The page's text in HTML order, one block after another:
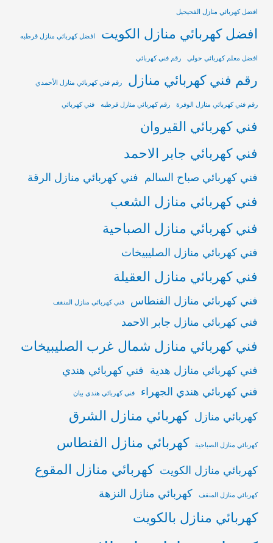
افضل كهربائي منازل الفحيحيل
افضل كهربائي منازل الكويت افضل كهربائي منازل قرطبه
افضل معلم كهربائي حولي رقم فني كهربائي
رقم فني كهربائي منازل رقم فني كهربائي منازل الأحمدي
رقم فني كهربائي منازل الوفرة رقم كهربائي منازل قرطبه فني كهربائي
فني كهربائي القيروان
فني كهربائي جابر الاحمد
فني كهربائي صباح السالم فني كهربائي منازل الرقة
فني كهربائي منازل الشعب
فني كهربائي منازل الصباحية
فني كهربائي منازل الصليبيخات
فني كهربائي منازل العقيلة
فني كهربائي منازل الفنطاس فني كهربائي منازل المنقف
فني كهربائي منازل جابر الاحمد
فني كهربائي منازل شمال غرب الصليبيخات
فني كهربائي منازل هدية فني كهربائي هندي
فني كهربائي هندي الجهراء
فني كهربائي هندي بيان
كهربائي منازل كهربائي منازل الشرق
كهربائي منازل الصباحية كهربائي منازل الفنطاس
كهربائي منازل الكويت كهربائي منازل المقوع
كهربائي منازل المنقف كهربائي منازل النزهة
كهربائي منازل بالكويت